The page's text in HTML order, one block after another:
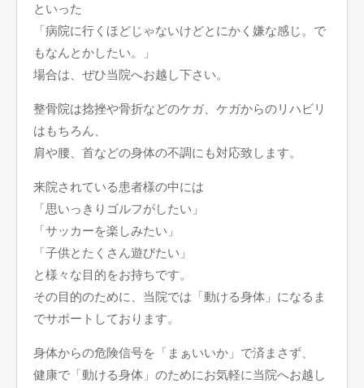
といった
「病院に行くほどじゃないけどとにかく嫌な感じ。で
もなんとかしたい。」
場合は、ぜひ当院へお越し下さい。
整骨院は捻挫や骨折などのケガ、ケガからのリハビリ
はもちろん、
肩や腰、首などの身体の不調にも対応致します。
来院されている患者様の中には
「思いっきりゴルフがしたい」
「サッカーを楽しみたい」
「子供とたくさん遊びたい」
と様々な目的をお持ちです。
その目的のために、当院では「動ける身体」になるま
でサポートしております。
身体からの危険信号を「まぁいいか」で済まさず、
健康で「動ける身体」のためにお気軽に当院へお越し